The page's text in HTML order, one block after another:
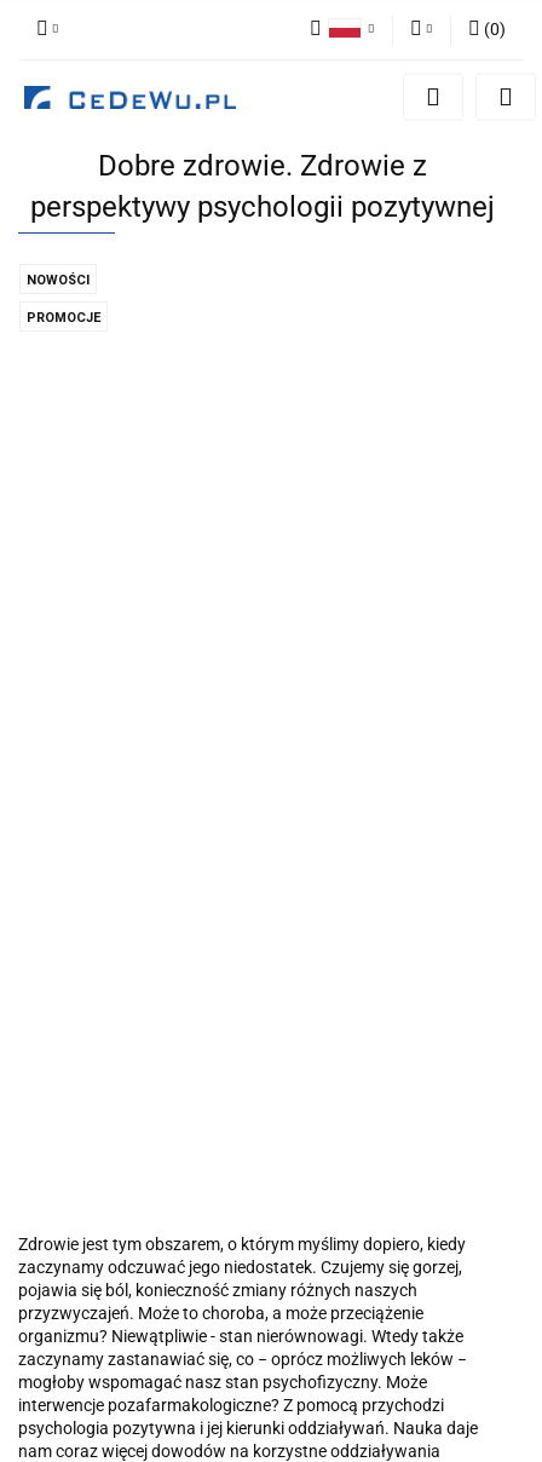
Zaloguj się
Dodaj zgłoszenie
Zgody cookies
(0)
Dobre zdrowie. Zdrowie z
perspektywy psychologii pozytywnej
NOWOŚCI
PROMOCJE
Zdrowie jest tym obszarem, o którym myślimy dopiero, kiedy
zaczynamy odczuwać jego niedostatek. Czujemy się gorzej,
pojawia się ból, konieczność zmiany różnych naszych
przyzwyczajeń. Może to choroba, a może przeciążenie
organizmu? Niewątpliwie - stan nierównowagi. Wtedy także
zaczynamy zastanawiać się, co − oprócz możliwych leków −
mogłoby wspomagać nasz stan psychofizyczny. Może
interwencje pozafarmakologiczne? Z pomocą przychodzi
psychologia pozytywna i jej kierunki oddziaływań. Nauka daje
nam coraz więcej dowodów na korzystne oddziaływania